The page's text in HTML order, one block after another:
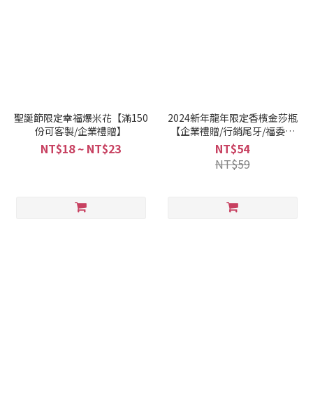
聖誕節限定幸福爆米花【滿150
份可客製/企業禮贈】
NT$18 ~ NT$23
2024新年龍年限定香檳金莎瓶
【企業禮贈/行銷尾牙/福委活
動】
NT$54
NT$59